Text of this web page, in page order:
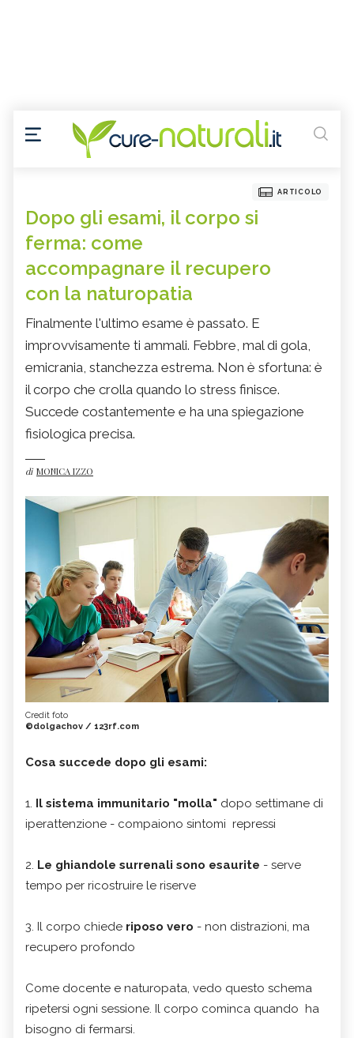
ARTICOLO
Dopo gli esami, il corpo si
ferma: come
accompagnare il recupero
con la naturopatia
Finalmente l'ultimo esame è passato. E
improvvisamente ti ammali. Febbre, mal di gola,
emicrania, stanchezza estrema. Non è sfortuna: è
il corpo che crolla quando lo stress finisce.
Succede costantemente e ha una spiegazione
fisiologica precisa.
di MONICA IZZO
Credit foto
©dolgachov / 123rf.com
Cosa succede dopo gli esami:
1. Il sistema immunitario "molla" dopo settimane di
iperattenzione - compaiono sintomi repressi
2. Le ghiandole surrenali sono esaurite - serve
tempo per ricostruire le riserve
3. Il corpo chiede riposo vero - non distrazioni, ma
recupero profondo
Come docente e naturopata, vedo questo schema
ripetersi ogni sessione. Il corpo cominca quando ha
bisogno di fermarsi.